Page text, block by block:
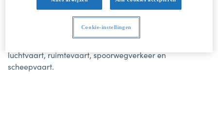
ingenieursschool gespecialiseerd in
transporttechnologie, met campussen in onder andere
Parijs en Laval. ESTACA telt zo’n 2.500 studenten en biedt
luchtvaart, ruimtevaart, spoorwegverkeer en
scheepvaart.
Cookie-instellingen